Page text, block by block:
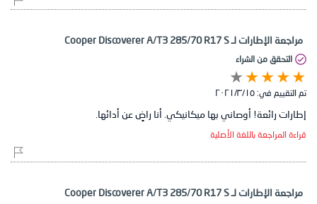
مراجعة الإطارات لـ Cooper Discoverer A/T3 285/70 R17 S
التحقق من الشراء
تم التقييم في: ١٥‏/٣‏/٢٠٢١
إطارات رائعة! أوصاني بها ميكانيكي. أنا راضٍ عن أدائها.
قراءة المراجعة باللغة الأصلية
مراجعة الإطارات لـ Cooper Discoverer A/T3 285/70 R17 S